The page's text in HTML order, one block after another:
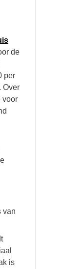
de
per
Over
voor
van
is